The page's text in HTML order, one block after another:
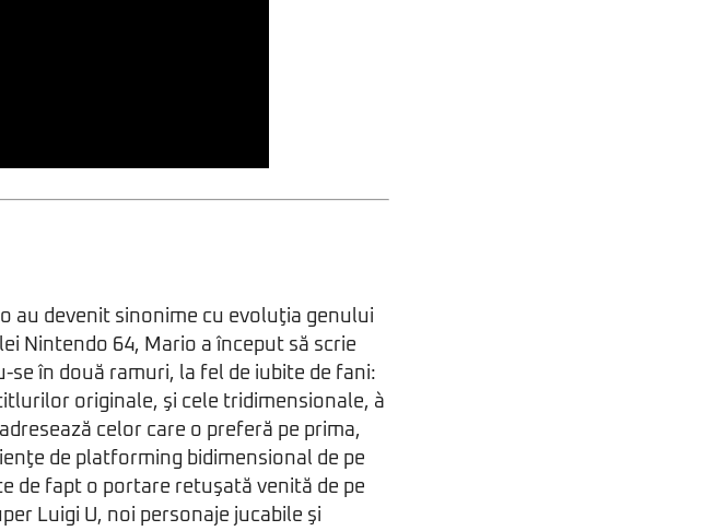
au devenit sinonime cu evoluţia genului
Nintendo 64, Mario a început să scrie
se în două ramuri, la fel de iubite de fani:
originale, şi cele tridimensionale, à
celor care o preferă pe prima,
de platforming bidimensional de pe
de fapt o portare retuşată venită de pe
Luigi U, noi personaje jucabile şi